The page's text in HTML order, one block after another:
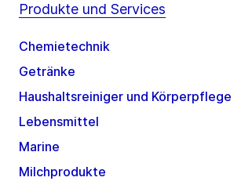
Produkte und Services
Chemietechnik
Getränke
Haushaltsreiniger und Körperpflege
Lebensmittel
Marine
Milchprodukte